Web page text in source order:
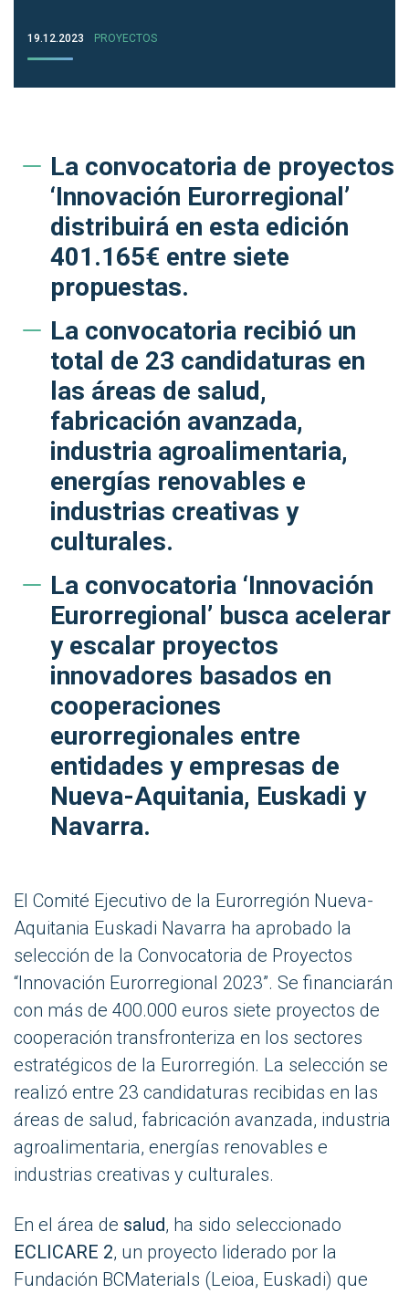
19.12.2023 PROYECTOS
La convocatoria de proyectos
‘Innovación Eurorregional’
distribuirá en esta edición
401.165€ entre siete
propuestas.
La convocatoria recibió un
total de 23 candidaturas en
las áreas de salud,
fabricación avanzada,
industria agroalimentaria,
energías renovables e
industrias creativas y
culturales.
La convocatoria ‘Innovación
Eurorregional’ busca acelerar
y escalar proyectos
innovadores basados en
cooperaciones
eurorregionales entre
entidades y empresas de
Nueva-Aquitania, Euskadi y
Navarra.
El Comité Ejecutivo de la Eurorregión Nueva-
Aquitania Euskadi Navarra ha aprobado la
selección de la Convocatoria de Proyectos
“Innovación Eurorregional 2023”. Se financiarán
con más de 400.000 euros siete proyectos de
cooperación transfronteriza en los sectores
estratégicos de la Eurorregión. La selección se
realizó entre 23 candidaturas recibidas en las
áreas de salud, fabricación avanzada, industria
agroalimentaria, energías renovables e
industrias creativas y culturales.
En el área de salud, ha sido seleccionado
ECLICARE 2, un proyecto liderado por la
Fundación BCMaterials (Leioa, Euskadi) que